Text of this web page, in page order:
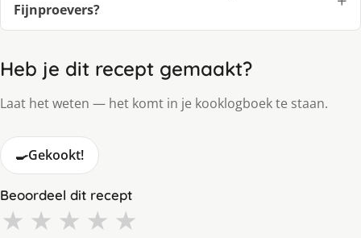
Fijnproevers?
Heb je dit recept gemaakt?
Laat het weten — het komt in je kooklogboek te staan.
🍳Gekookt!
Beoordeel dit recept
★ ★ ★ ★ ★